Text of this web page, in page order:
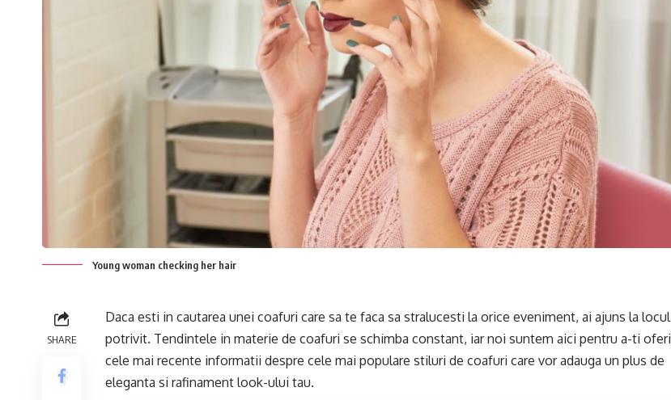
Young woman checking her hair
SHARE
Daca esti in cautarea unei coafuri care sa te faca sa stralucesti la orice eveniment, ai ajuns la locul
potrivit. Tendintele in materie de coafuri se schimba constant, iar noi suntem aici pentru a-ti oferi
cele mai recente informatii despre cele mai populare stiluri de coafuri care vor adauga un plus de
eleganta si rafinament look-ului tau.